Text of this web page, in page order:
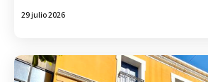
29 julio 2026